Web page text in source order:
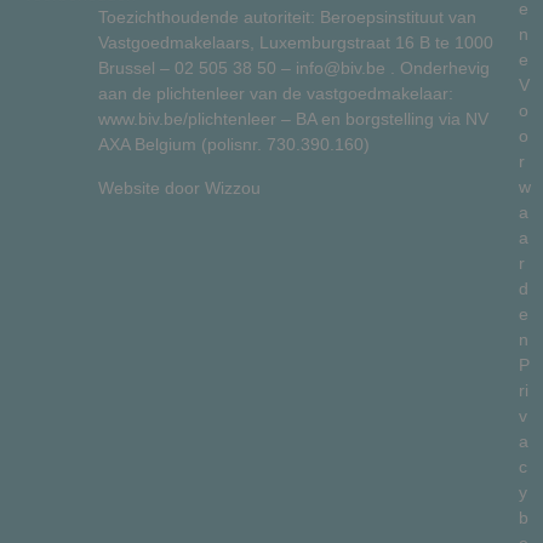
Toezichthoudende autoriteit: Beroepsinstituut van
Vastgoedmakelaars, Luxemburgstraat 16 B te 1000
Brussel – 02 505 38 50 – info@biv.be . Onderhevig
aan de plichtenleer van de vastgoedmakelaar:
www.biv.be/plichtenleer – BA en borgstelling via NV
AXA Belgium (polisnr. 730.390.160)
Website door Wizzou
e
n
e
V
o
o
r
w
a
a
r
d
e
n
P
ri
v
a
c
y
b